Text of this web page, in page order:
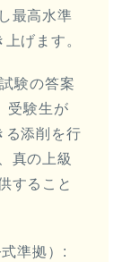
最高水準
げます。
験の答案
受験生が
る添削を行
真の上級
すること
準拠）: